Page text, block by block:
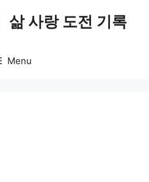
삶 사랑 도전 기록
Menu